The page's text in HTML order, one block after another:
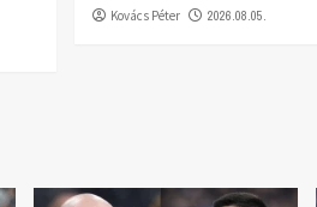
Kovács Péter 2026.08.05.